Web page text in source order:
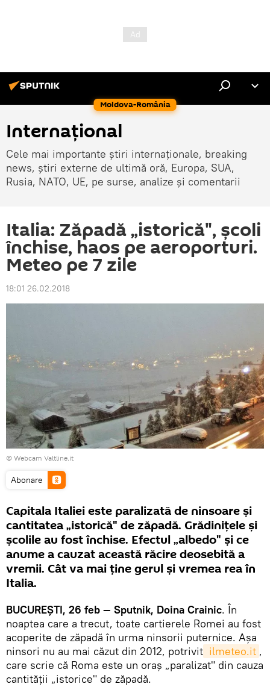
Moldova-România
Internaţional
Cele mai importante știri internaționale, breaking
news, știri externe de ultimă oră, Europa, SUA,
Rusia, NATO, UE, pe surse, analize și comentarii
Italia: Zăpadă „istorică", şcoli
închise, haos pe aeroporturi.
Meteo pe 7 zile
18:01 26.02.2018
© Webcam Valtline.it
Abonare
Capitala Italiei este paralizată de ninsoare şi
cantitatea „istorică" de zăpadă. Grădiniţele şi
şcolile au fost închise. Efectul „albedo" şi ce
anume a cauzat această răcire deosebită a
vremii. Cât va mai ţine gerul şi vremea rea în
Italia.
BUCUREŞTI, 26 feb — Sputnik, Doina Crainic. În
noaptea care a trecut, toate cartierele Romei au fost
acoperite de zăpadă în urma ninsorii puternice. Aşa
ninsori nu au mai căzut din 2012, potrivit ilmeteo.it ,
care scrie că Roma este un oraş „paralizat" din cauza
cantităţii „istorice" de zăpadă.